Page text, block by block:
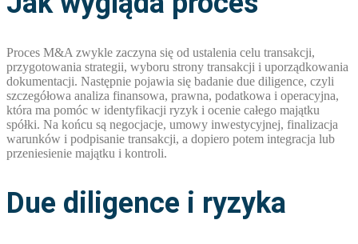
Proces M&A zwykle zaczyna się od ustalenia celu transakcji,
przygotowania strategii, wyboru strony transakcji i uporządkowania
dokumentacji. Następnie pojawia się badanie due diligence, czyli
szczegółowa analiza finansowa, prawna, podatkowa i operacyjna,
która ma pomóc w identyfikacji ryzyk i ocenie całego majątku
spółki. Na końcu są negocjacje, umowy inwestycyjnej, finalizacja
warunków i podpisanie transakcji, a dopiero potem integracja lub
przeniesienie majątku i kontroli.
Due diligence i ryzyka